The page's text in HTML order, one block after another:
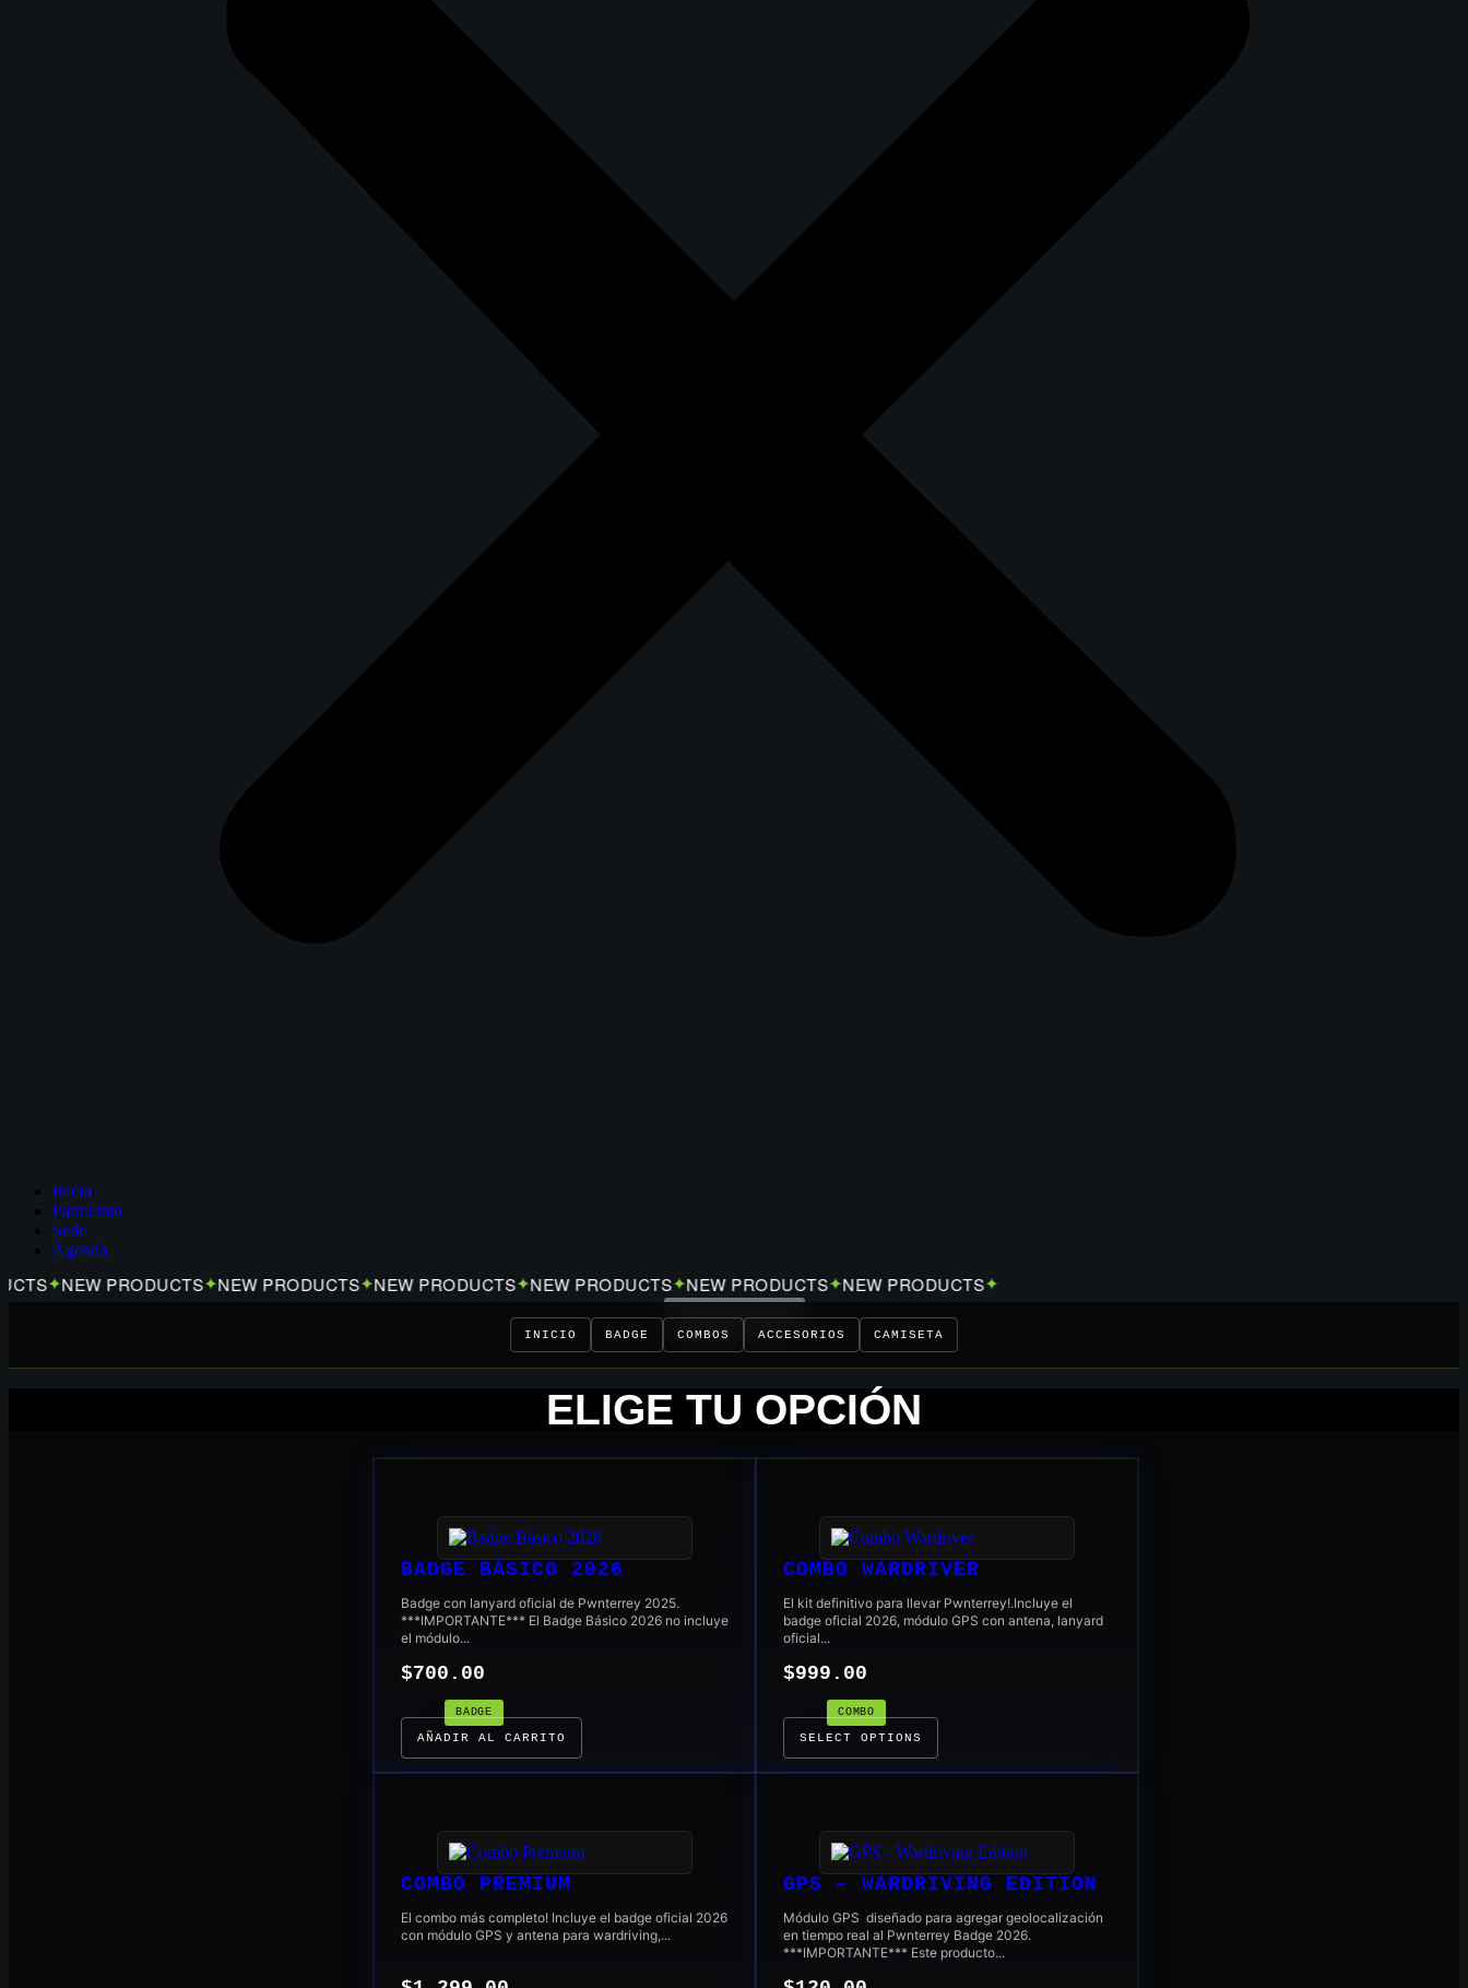
Inicio
Patrocinio
Sede
Agenda
CONTACTO
✦NEW PRODUCTS✦NEW PRODUCTS✦NEW PRODUCTS✦NEW PRODUCTS✦NEW PRODUCTS✦NEW PRODUCTS✦
INICIO BADGE COMBOS ACCESORIOS CAMISETA
ELIGE TU OPCIÓN
BADGE BÁSICO 2026
Badge con lanyard oficial de Pwnterrey 2025.
***IMPORTANTE*** El Badge Básico 2026 no incluye
el módulo...
$700.00
BADGE
AÑADIR AL CARRITO
COMBO WARDRIVER
El kit definitivo para llevar Pwnterrey!.Incluye el
badge oficial 2026, módulo GPS con antena, lanyard
oficial...
$999.00
COMBO
SELECT OPTIONS
COMBO PREMIUM
El combo más completo! Incluye el badge oficial 2026
con módulo GPS y antena para wardriving,...
GPS – WARDRIVING EDITION
Módulo GPS diseñado para agregar geolocalización
en tiempo real al Pwnterrey Badge 2026.
***IMPORTANTE*** Este producto...